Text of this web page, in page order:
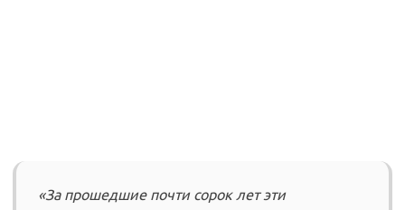
«За прошедшие почти сорок лет эти